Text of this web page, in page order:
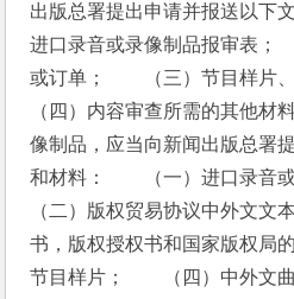
出版总署提出申请并报送以下
进口录音或录像制品报审表；
或订单；　　（三）节目样
（四）内容审查所需的其他材
像制品，应当向新闻出版总署
和材料：　　（一）进口录
（二）版权贸易协议中外文文
书，版权授权书和国家版权局
节目样片；　　（四）中外